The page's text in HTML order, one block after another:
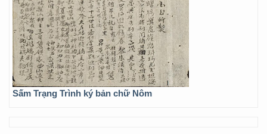
Sấm Trạng Trình ký bản chữ Nôm